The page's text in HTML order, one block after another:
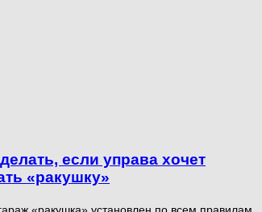
если управа хочет
«ракушку»
«ракушка» установлен по всем правилам,